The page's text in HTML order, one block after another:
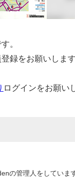
。
録をお願いします
ログインをお願い
の管理人をしていま